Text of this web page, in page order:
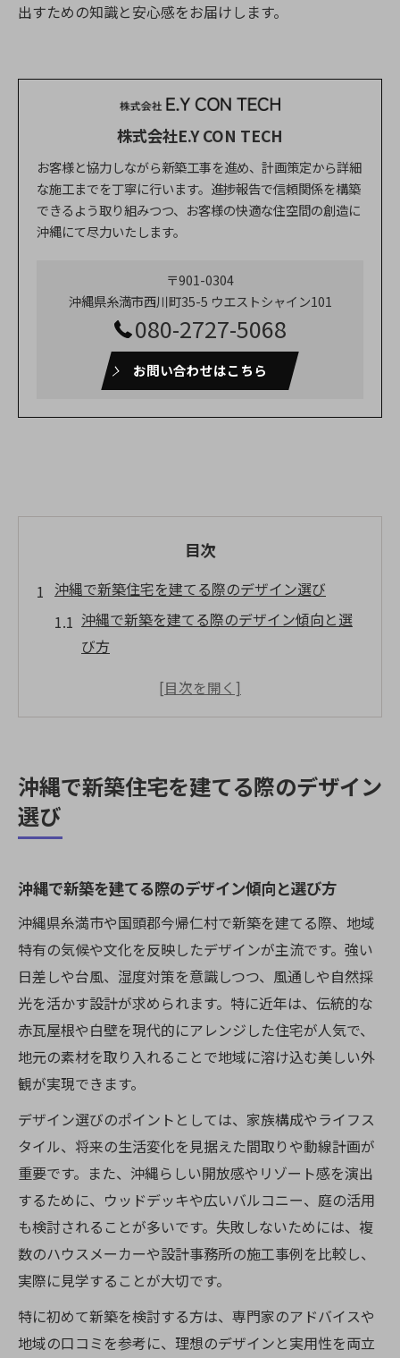
出すための知識と安心感をお届けします。
株式会社E.Y CON TECH
お客様と協力しながら新築工事を進め、計画策定から詳細
な施工までを丁寧に行います。進捗報告で信頼関係を構築
できるよう取り組みつつ、お客様の快適な住空間の創造に
沖縄にて尽力いたします。
〒901-0304
沖縄県糸満市西川町35-5 ウエストシャイン101
080-2727-5068
お問い合わせはこちら
目次
沖縄で新築住宅を建てる際のデザイン選び
沖縄で新築を建てる際のデザイン傾向と選
び方
新築にふさわしい沖縄らしい外観デザイン
新築住宅で後悔しない間取りとレイアウト
新築を今帰仁村や糸満市で建てる際の留意
点
地域ごとの新築計画で重視すべき条件と違
い
新築費用と土地価格の比較検討ポイント
新築に適した土地探しのコツと注意点
新築計画を進めるためのスケジュール管理
法
理想の新築へ導く資金計画の立て方
新築計画で失敗しない資金計画の基本ステ
ップ
新築に必要な総予算と費用内訳の考え方
坪単価を意識した新築の資金シミュレーシ
ョン術
新築費用を抑えるための賢い予算管理法
沖縄で新築住宅を建てる際のデザイン
選び
沖縄で新築を建てる際のデザイン傾向と選び方
沖縄県糸満市や国頭郡今帰仁村で新築を建てる際、地域
特有の気候や文化を反映したデザインが主流です。強い
日差しや台風、湿度対策を意識しつつ、風通しや自然採
光を活かす設計が求められます。特に近年は、伝統的な
赤瓦屋根や白壁を現代的にアレンジした住宅が人気で、
地元の素材を取り入れることで地域に溶け込む美しい外
観が実現できます。
デザイン選びのポイントとしては、家族構成やライフス
タイル、将来の生活変化を見据えた間取りや動線計画が
重要です。また、沖縄らしい開放感やリゾート感を演出
するために、ウッドデッキや広いバルコニー、庭の活用
も検討されることが多いです。失敗しないためには、複
数のハウスメーカーや設計事務所の施工事例を比較し、
実際に見学することが大切です。
特に初めて新築を検討する方は、専門家のアドバイスや
地域の口コミを参考に、理想のデザインと実用性を両立